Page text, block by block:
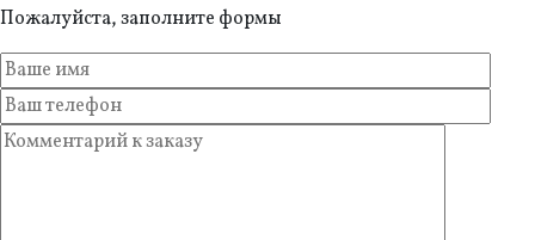
Пожалуйста, заполните формы